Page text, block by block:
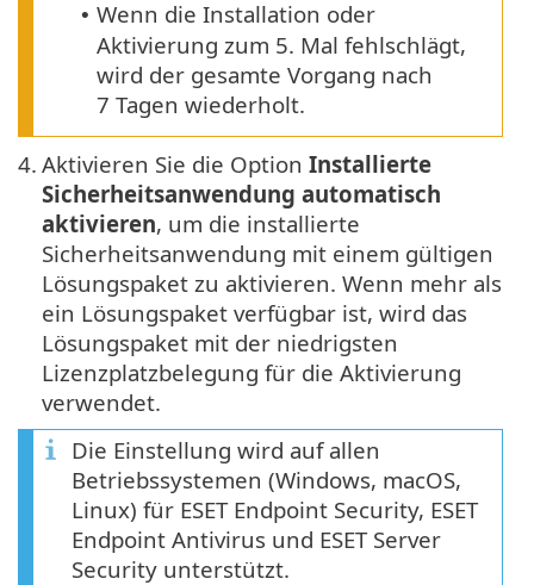
• Wenn die Installation oder
Aktivierung zum 5. Mal fehlschlägt,
wird der gesamte Vorgang nach
7 Tagen wiederholt.
4. Aktivieren Sie die Option Installierte
Sicherheitsanwendung automatisch
aktivieren, um die installierte
Sicherheitsanwendung mit einem gültigen
Lösungspaket zu aktivieren. Wenn mehr als
ein Lösungspaket verfügbar ist, wird das
Lösungspaket mit der niedrigsten
Lizenzplatzbelegung für die Aktivierung
verwendet.
Die Einstellung wird auf allen
Betriebssystemen (Windows, macOS,
Linux) für ESET Endpoint Security, ESET
Endpoint Antivirus und ESET Server
Security unterstützt.